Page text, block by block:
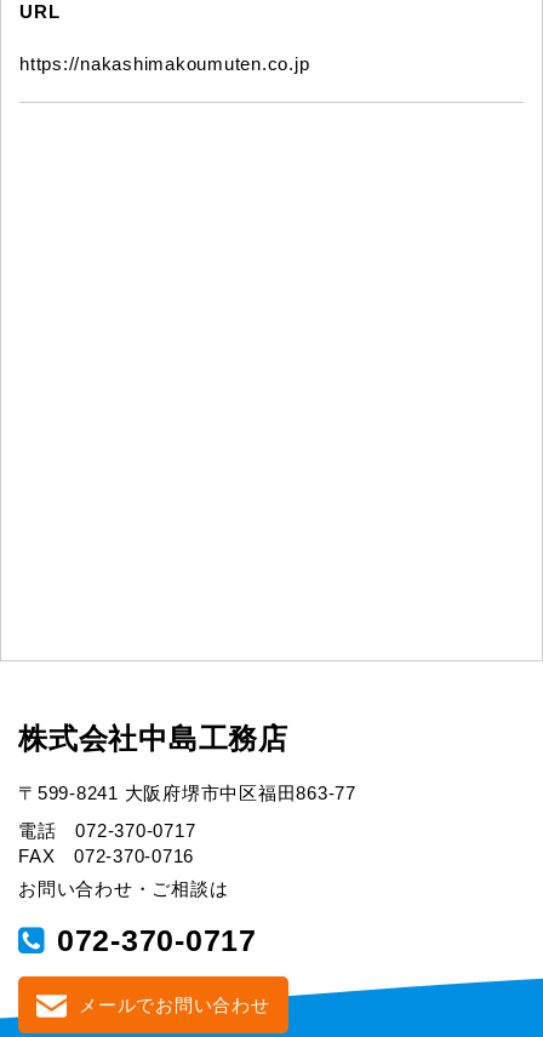
URL
https://nakashimakoumuten.co.jp
株式会社中島工務店
〒599-8241 大阪府堺市中区福田863-77
電話 072-370-0717
FAX 072-370-0716
お問い合わせ・ご相談は
072-370-0717
メールでお問い合わせ